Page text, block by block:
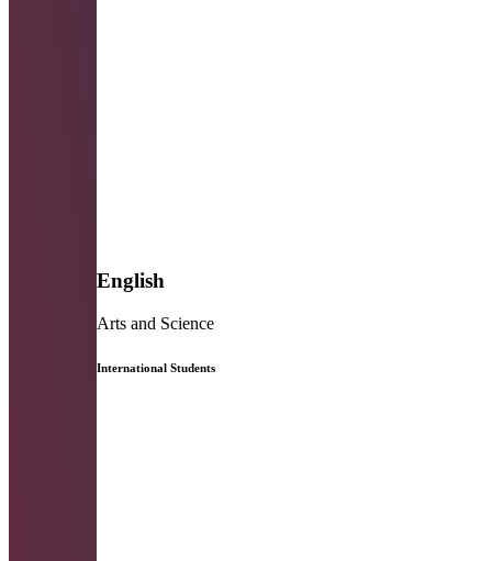
English
Arts and Science
International Students